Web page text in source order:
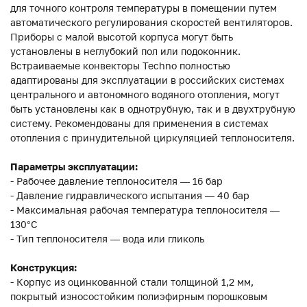
для точного контроля температуры в помещении путем
автоматического регулирования скоростей вентиляторов.
Приборы с малой высотой корпуса могут быть
установлены в неглубокий пол или подоконник.
Встраиваемые конвекторы Techno полностью
адаптированы для эксплуатации в российских системах
центрального и автономного водяного отопления, могут
быть установлены как в однотрубную, так и в двухтрубную
систему. Рекомендованы для применения в системах
отопления с принудительной циркуляцией теплоносителя.
Параметры эксплуатации:
- Рабочее давление теплоносителя — 16 бар
- Давление гидравлического испытания — 40 бар
- Максимальная рабочая температура теплоносителя —
130°С
- Тип теплоносителя — вода или гликоль
Конструкция:
- Корпус из оцинкованной стали толщиной 1,2 мм,
покрытый износостойким полиэфирным порошковым